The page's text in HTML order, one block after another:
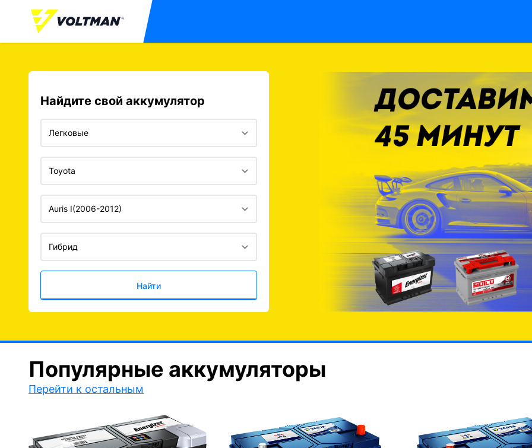
Найдите свой аккумулятор
Найти
Популярные аккумуляторы
Перейти к остальным